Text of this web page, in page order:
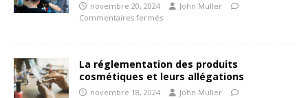
novembre 20, 2024
John Muller
Commentaires fermés
La réglementation des produits
cosmétiques et leurs allégations
novembre 18, 2024
John Muller